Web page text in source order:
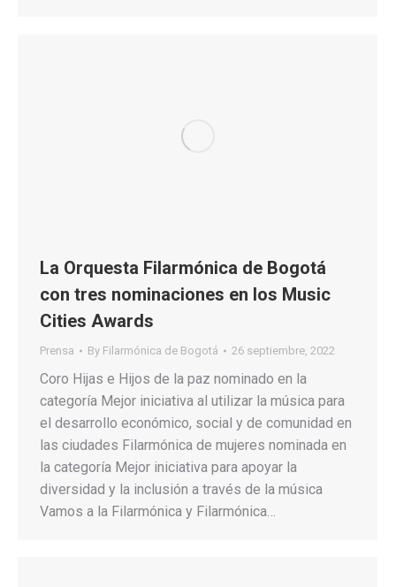
La Orquesta Filarmónica de Bogotá
con tres nominaciones en los Music
Cities Awards
Prensa By Filarmónica de Bogotá 26 septiembre, 2022
Coro Hijas e Hijos de la paz nominado en la
categoría Mejor iniciativa al utilizar la música para
el desarrollo económico, social y de comunidad en
las ciudades Filarmónica de mujeres nominada en
la categoría Mejor iniciativa para apoyar la
diversidad y la inclusión a través de la música
Vamos a la Filarmónica y Filarmónica…